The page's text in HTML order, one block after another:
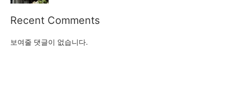
Recent Comments
보여줄 댓글이 없습니다.